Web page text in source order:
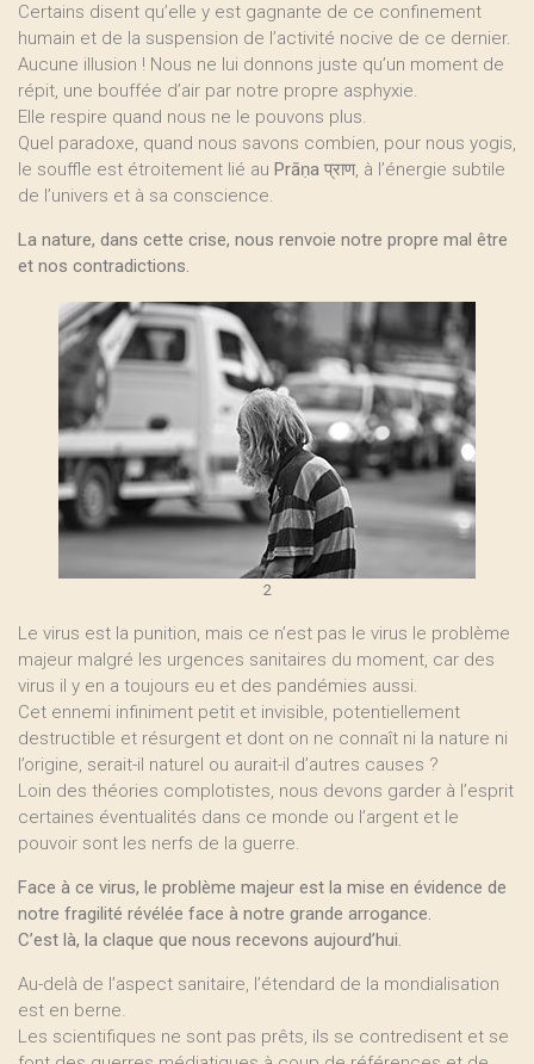
Certains disent qu’elle y est gagnante de ce confinement
humain et de la suspension de l’activité nocive de ce dernier.
Aucune illusion ! Nous ne lui donnons juste qu’un moment de
répit, une bouffée d’air par notre propre asphyxie.
Elle respire quand nous ne le pouvons plus.
Quel paradoxe, quand nous savons combien, pour nous yogis,
le souffle est étroitement lié au Prāṇa प्राण, à l’énergie subtile
de l’univers et à sa conscience.
La nature, dans cette crise, nous renvoie notre propre mal être
et nos contradictions.
2
Le virus est la punition, mais ce n’est pas le virus le problème
majeur malgré les urgences sanitaires du moment, car des
virus il y en a toujours eu et des pandémies aussi.
Cet ennemi infiniment petit et invisible, potentiellement
destructible et résurgent et dont on ne connaît ni la nature ni
l’origine, serait-il naturel ou aurait-il d’autres causes ?
Loin des théories complotistes, nous devons garder à l’esprit
certaines éventualités dans ce monde ou l’argent et le
pouvoir sont les nerfs de la guerre.
Face à ce virus, le problème majeur est la mise en évidence de
notre fragilité révélée face à notre grande arrogance.
C’est là, la claque que nous recevons aujourd’hui.
Au-delà de l’aspect sanitaire, l’étendard de la mondialisation
est en berne.
Les scientifiques ne sont pas prêts, ils se contredisent et se